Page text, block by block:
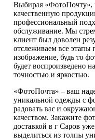
Выбирая «ФотоПочту»,
качественную
профессиональный
обслуживание. Мы
клиент был доволен
отслеживаем все этапы
изображение, будь то
будет воспроизведено
точностью и яркостью.
«ФотоПочта» – ваш
уникальной одежды с
радовать вас и
качеством. Закажите
доставкой в г Саров
выделиться из толпы